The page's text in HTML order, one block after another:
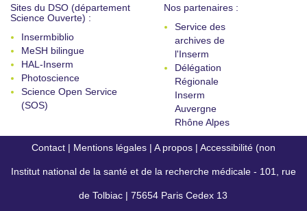
Sites du DSO (département
Science Ouverte) :
Insermbiblio
MeSH bilingue
HAL-Inserm
Photoscience
Science Open Service
(SOS)
Nos partenaires :
Service des
archives de
l'Inserm
Délégation
Régionale
Inserm
Auvergne
Rhône Alpes
Contact | Mentions légales | A propos | Accessibilité (non
conforme)
Institut national de la santé et de la recherche médicale - 101, rue
de Tolbiac | 75654 Paris Cedex 13